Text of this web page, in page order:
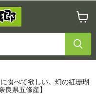
ー
ト
を
見
食べて欲しい。幻の紅珊瑚
良県五條産】